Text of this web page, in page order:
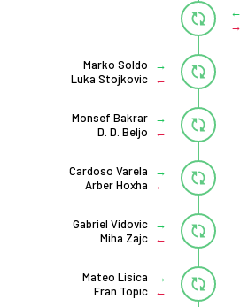
Marko Soldo
Luka Stojkovic
Monsef Bakrar
D. D. Beljo
Cardoso Varela
Arber Hoxha
Gabriel Vidovic
Miha Zajc
Mateo Lisica
Fran Topic